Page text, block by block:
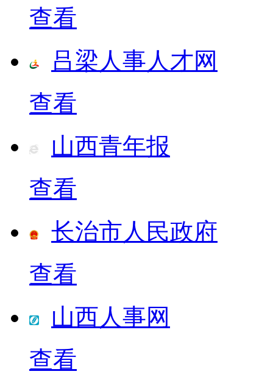
查看
吕梁人事人才网
查看
山西青年报
查看
长治市人民政府
查看
山西人事网
查看